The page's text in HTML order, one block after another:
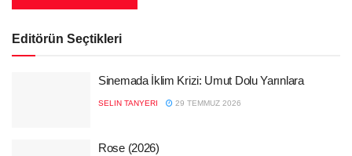
Editörün Seçtikleri
Sinemada İklim Krizi: Umut Dolu Yarınlara
SELIN TANYERI 29 TEMMUZ 2026
Rose (2026)